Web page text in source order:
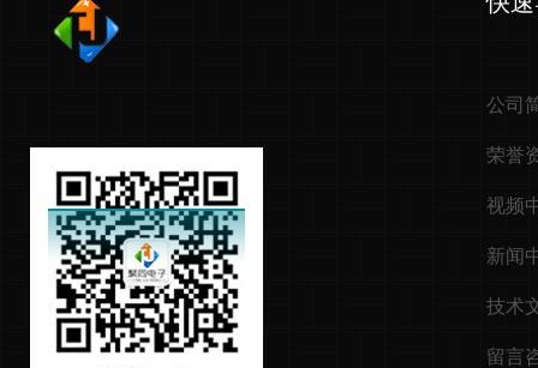
公司
荣誉
视频
新闻
技术
留言